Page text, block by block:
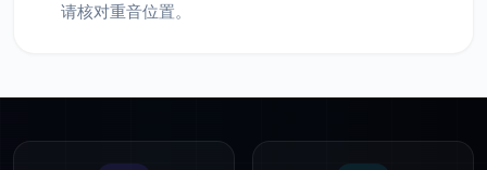
请核对重音位置。